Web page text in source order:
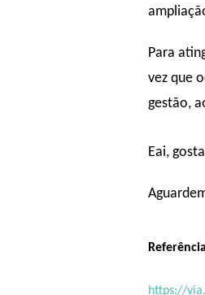
Para
vez que
gestão,
Eai,
https://